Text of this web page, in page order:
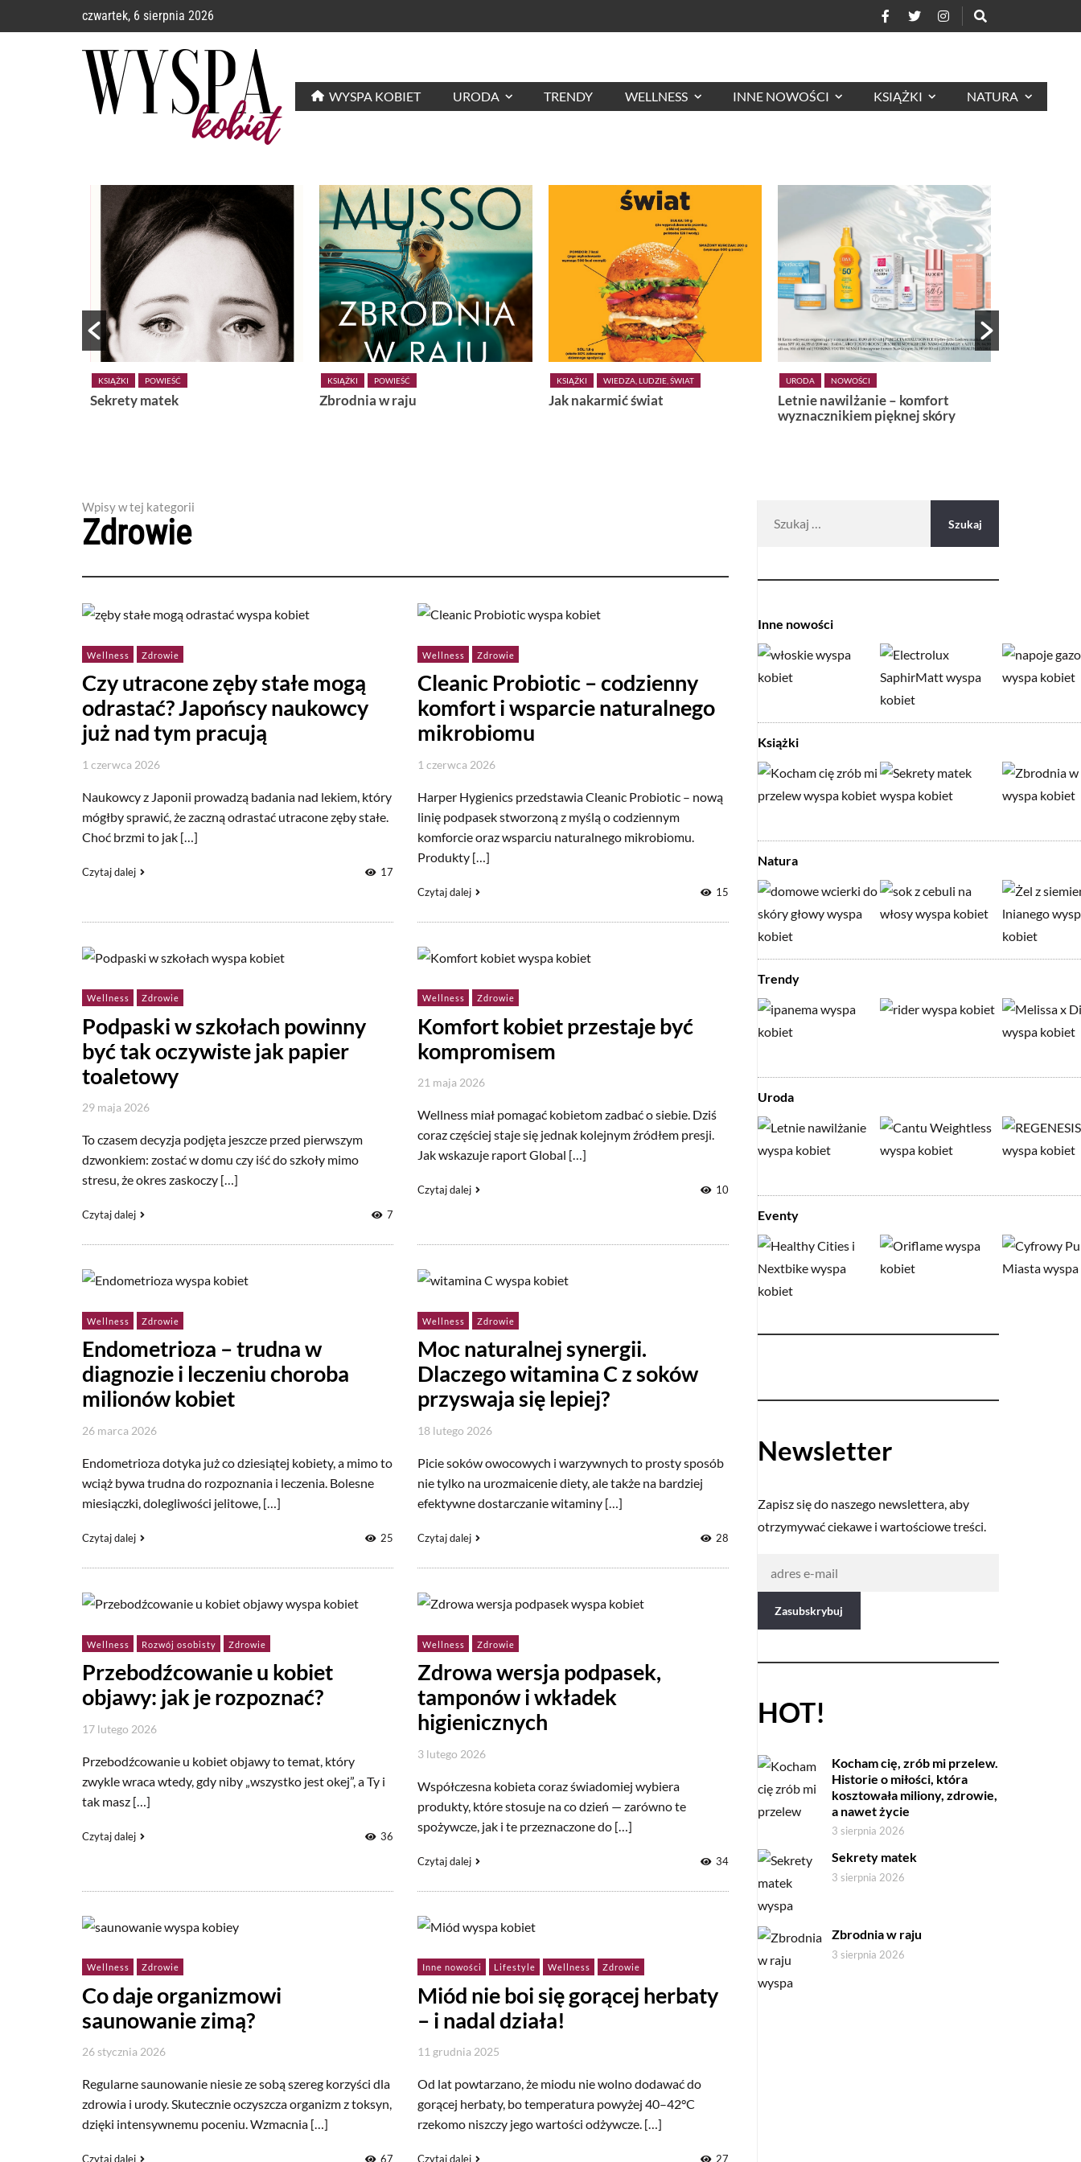
czwartek, 6 sierpnia 2026
WYSPA KOBIET URODA TRENDY WELLNESS INNE NOWOŚCI KSIĄŻKI NATURA
POWIEŚĆ
Sekrety matek
POWIEŚĆ
Zbrodnia w raju
WIEDZA, LUDZIE, ŚWIAT
Jak nakarmić świat
NOWOŚCI
Letnie nawilżanie – komfort
wyznacznikiem pięknej skóry
Wpisy w tej kategorii
Zdrowie
Wellness Zdrowie
Czy utracone zęby stałe mogą
odrastać? Japońscy naukowcy
już nad tym pracują
1 czerwca 2026
Naukowcy z Japonii prowadzą badania nad lekiem, który
mógłby sprawić, że zaczną odrastać utracone zęby stałe.
Choć brzmi to jak […]
Czytaj dalej 17
Wellness Zdrowie
Cleanic Probiotic – codzienny
komfort i wsparcie naturalnego
mikrobiomu
1 czerwca 2026
Harper Hygienics przedstawia Cleanic Probiotic – nową
linię podpasek stworzoną z myślą o codziennym
komforcie oraz wsparciu naturalnego mikrobiomu.
Produkty […]
Czytaj dalej 15
Wellness Zdrowie
Podpaski w szkołach powinny
być tak oczywiste jak papier
toaletowy
29 maja 2026
To czasem decyzja podjęta jeszcze przed pierwszym
dzwonkiem: zostać w domu czy iść do szkoły mimo
stresu, że okres zaskoczy […]
Czytaj dalej 7
Wellness Zdrowie
Komfort kobiet przestaje być
kompromisem
21 maja 2026
Wellness miał pomagać kobietom zadbać o siebie. Dziś
coraz częściej staje się jednak kolejnym źródłem presji.
Jak wskazuje raport Global […]
Czytaj dalej 10
Wellness Zdrowie
Endometrioza – trudna w
diagnozie i leczeniu choroba
milionów kobiet
26 marca 2026
Endometrioza dotyka już co dziesiątej kobiety, a mimo to
wciąż bywa trudna do rozpoznania i leczenia. Bolesne
miesiączki, dolegliwości jelitowe, […]
Czytaj dalej 25
Wellness Zdrowie
Moc naturalnej synergii.
Dlaczego witamina C z soków
przyswaja się lepiej?
18 lutego 2026
Picie soków owocowych i warzywnych to prosty sposób
nie tylko na urozmaicenie diety, ale także na bardziej
efektywne dostarczanie witaminy […]
Czytaj dalej 28
Wellness Rozwój osobisty Zdrowie
Przebodźcowanie u kobiet
objawy: jak je rozpoznać?
17 lutego 2026
Przebodźcowanie u kobiet objawy to temat, który
zwykle wraca wtedy, gdy niby „wszystko jest okej”, a Ty i
tak masz […]
Czytaj dalej 36
Wellness Zdrowie
Zdrowa wersja podpasek,
tamponów i wkładek
higienicznych
3 lutego 2026
Współczesna kobieta coraz świadomiej wybiera
produkty, które stosuje na co dzień — zarówno te
spożywcze, jak i te przeznaczone do […]
Czytaj dalej 34
Wellness Zdrowie
Co daje organizmowi
saunowanie zimą?
26 stycznia 2026
Regularne saunowanie niesie ze sobą szereg korzyści dla
zdrowia i urody. Skutecznie oczyszcza organizm z toksyn,
dzięki intensywnemu poceniu. Wzmacnia […]
Czytaj dalej 67
Inne nowości Lifestyle Wellness Zdrowie
Miód nie boi się gorącej herbaty
– i nadal działa!
11 grudnia 2025
Od lat powtarzano, że miodu nie wolno dodawać do
gorącej herbaty, bo temperatura powyżej 40–42°C
rzekomo niszczy jego wartości odżywcze. […]
Czytaj dalej 27
Inne nowości
Książki
Natura
Trendy
Uroda
Eventy
Newsletter
Zapisz się do naszego newslettera, aby
otrzymywać ciekawe i wartościowe treści.
HOT!
Kocham cię, zrób mi przelew.
Historie o miłości, która
kosztowała miliony, zdrowie,
a nawet życie
3 sierpnia 2026
Sekrety matek
3 sierpnia 2026
Zbrodnia w raju
3 sierpnia 2026